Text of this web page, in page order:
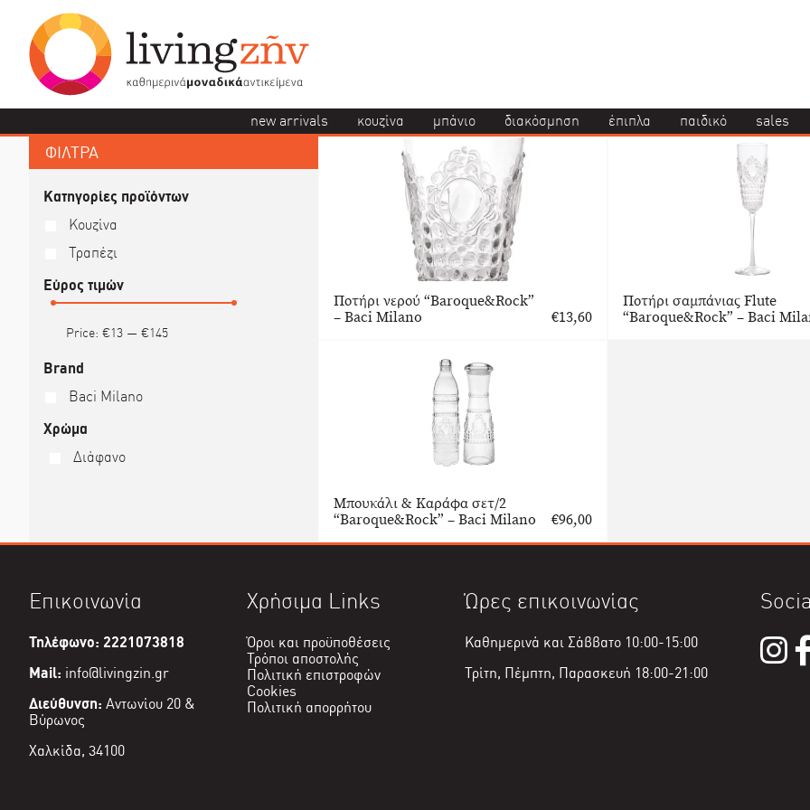
new arrivals κουζίνα μπάνιο διακόσμηση έπιπλα παιδικό sales
ΦΙΛΤΡΑ
Κατηγορίες προϊόντων
Κουζίνα
Τραπέζι
Εύρος τιμών
Price: €13— €145
Brand
Baci Milano
Χρώμα
Διάφανο
Ποτήρι νερού “Baroque&Rock”
– Baci Milano
€13,60
Ποτήρι σαμπάνιας Flute
“Baroque&Rock” – Baci
Μπουκάλι & Καράφα σετ/2
“Baroque&Rock” – Baci Milano
€96,00
Επικοινωνία
Τηλέφωνο: 2221073818
Mail: info@livingzin.gr
Διεύθυνση: Αντωνίου 20 &
Βύρωνος
Χαλκίδα, 34100
Χρήσιμα Links
Όροι και προϋποθέσεις
Τρόποι αποστολής
Πολιτική επιστροφών
Cookies
Πολιτική απορρήτου
Ώρες επικοινωνίας
Καθημερινά και Σάββατο 10:00-15:00
Τρίτη, Πέμπτη, Παρασκευή 18:00-21:00